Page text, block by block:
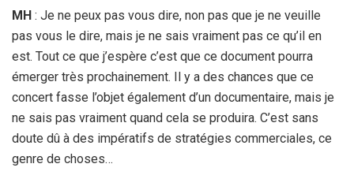
MH : Je ne peux pas vous dire, non pas que je ne veuille
pas vous le dire, mais je ne sais vraiment pas ce qu’il en
est. Tout ce que j’espère c’est que ce document pourra
émerger très prochainement. Il y a des chances que ce
concert fasse l’objet également d’un documentaire, mais je
ne sais pas vraiment quand cela se produira. C’est sans
doute dû à des impératifs de stratégies commerciales, ce
genre de choses…